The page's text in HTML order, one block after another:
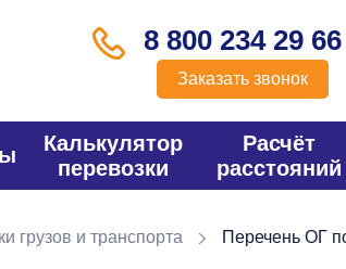
8 800 234 29 66
Заказать звонок
Калькулятор
перевозки
Расчёт
расстояний
грузов и транспорта Перечень ОГ